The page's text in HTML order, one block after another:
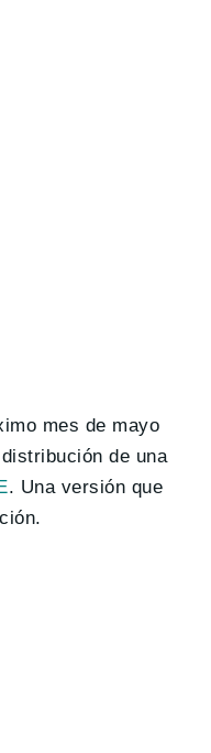
mes de mayo
de una
. Una versión que